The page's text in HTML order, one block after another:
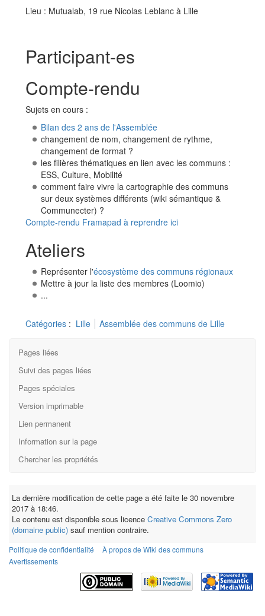
Lieu : Mutualab, 19 rue Nicolas Leblanc à Lille
Participant-es
Compte-rendu
Sujets en cours :
Bilan des 2 ans de l'Assemblée
changement de nom, changement de rythme,
changement de format ?
les filières thématiques en lien avec les communs :
ESS, Culture, Mobilité
comment faire vivre la cartographie des communs
sur deux systèmes différents (wiki sémantique &
Communecter) ?
Compte-rendu Framapad à reprendre ici
Ateliers
Représenter l'écosystème des communs régionaux
Mettre à jour la liste des membres (Loomio)
...
Catégories : Lille Assemblée des communs de Lille
Pages liées
Suivi des pages liées
Pages spéciales
Version imprimable
Lien permanent
Information sur la page
Chercher les propriétés
La dernière modification de cette page a été faite le 30 novembre
2017 à 18:46.
Le contenu est disponible sous licence Creative Commons Zero
(domaine public) sauf mention contraire.
Politique de confidentialité
À propos de Wiki des communs
Avertissements